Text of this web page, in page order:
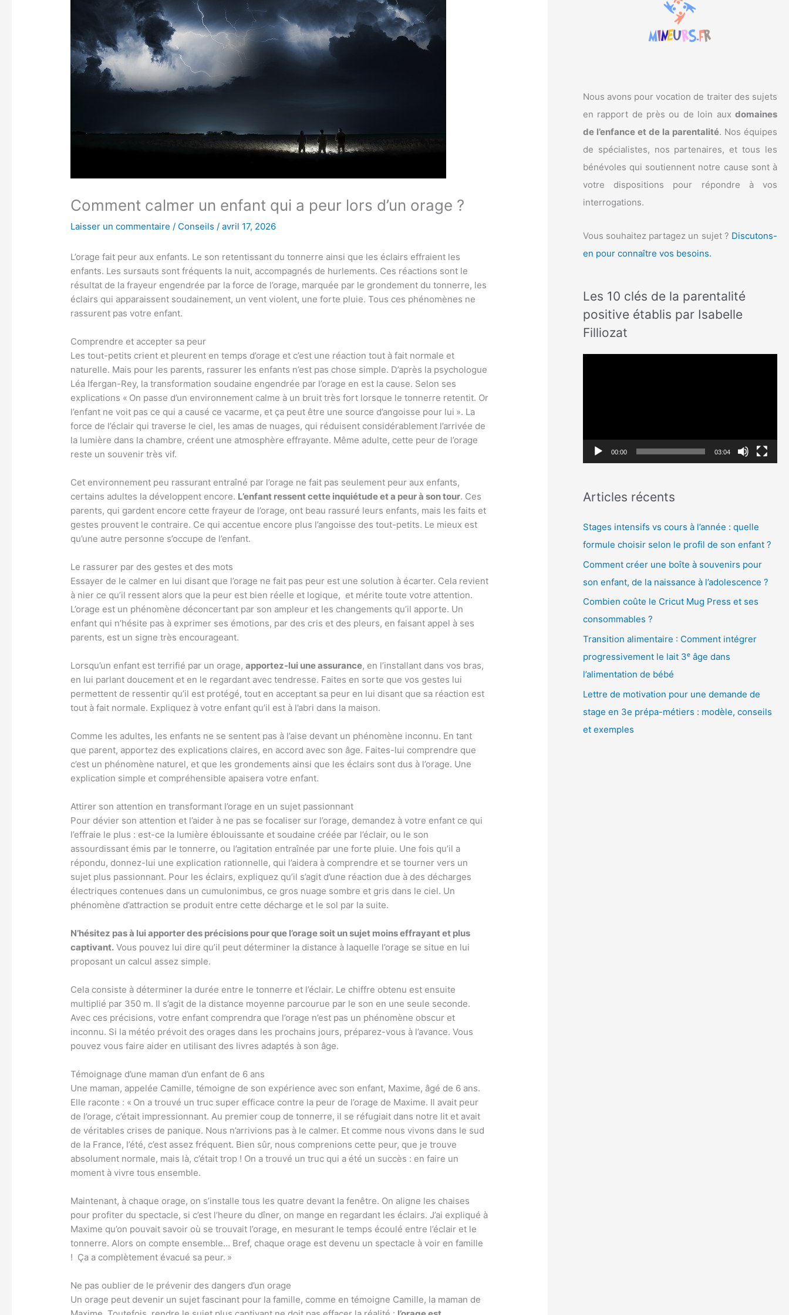
Comment calmer un enfant qui a peur lors d’un orage ?
Laisser un commentaire / Conseils /avril 17, 2026
L’orage fait peur aux enfants. Le son retentissant du tonnerre ainsi que les éclairs effraient les
enfants. Les sursauts sont fréquents la nuit, accompagnés de hurlements. Ces réactions sont le
résultat de la frayeur engendrée par la force de l’orage, marquée par le grondement du tonnerre, les
éclairs qui apparaissent soudainement, un vent violent, une forte pluie. Tous ces phénomènes ne
rassurent pas votre enfant.
Comprendre et accepter sa peur
Les tout-petits crient et pleurent en temps d’orage et c’est une réaction tout à fait normale et
naturelle. Mais pour les parents, rassurer les enfants n’est pas chose simple. D’après la psychologue
Léa Ifergan-Rey, la transformation soudaine engendrée par l’orage en est la cause. Selon ses
explications « On passe d’un environnement calme à un bruit très fort lorsque le tonnerre retentit. Or
l’enfant ne voit pas ce qui a causé ce vacarme, et ça peut être une source d’angoisse pour lui ». La
force de l’éclair qui traverse le ciel, les amas de nuages, qui réduisent considérablement l’arrivée de
la lumière dans la chambre, créent une atmosphère effrayante. Même adulte, cette peur de l’orage
reste un souvenir très vif.
Cet environnement peu rassurant entraîné par l’orage ne fait pas seulement peur aux enfants,
certains adultes la développent encore. L’enfant ressent cette inquiétude et a peur à son tour. Ces
parents, qui gardent encore cette frayeur de l’orage, ont beau rassuré leurs enfants, mais les faits et
gestes prouvent le contraire. Ce qui accentue encore plus l’angoisse des tout-petits. Le mieux est
qu’une autre personne s’occupe de l’enfant.
Le rassurer par des gestes et des mots
Essayer de le calmer en lui disant que l’orage ne fait pas peur est une solution à écarter. Cela revient
à nier ce qu’il ressent alors que la peur est bien réelle et logique, et mérite toute votre attention.
L’orage est un phénomène déconcertant par son ampleur et les changements qu’il apporte. Un
enfant qui n’hésite pas à exprimer ses émotions, par des cris et des pleurs, en faisant appel à ses
parents, est un signe très encourageant.
Lorsqu’un enfant est terrifié par un orage,apportez-lui une assurance, en l’installant dans vos bras,
en lui parlant doucement et en le regardant avec tendresse. Faites en sorte que vos gestes lui
permettent de ressentir qu’il est protégé, tout en acceptant sa peur en lui disant que sa réaction est
tout à fait normale. Expliquez à votre enfant qu’il est à l’abri dans la maison.
Comme les adultes, les enfants ne se sentent pas à l’aise devant un phénomène inconnu. En tant
que parent, apportez des explications claires, en accord avec son âge. Faites-lui comprendre que
c’est un phénomène naturel, et que les grondements ainsi que les éclairs sont dus à l’orage. Une
explication simple et compréhensible apaisera votre enfant.
Attirer son attention en transformant l’orage en un sujet passionnant
Pour dévier son attention et l’aider à ne pas se focaliser sur l’orage, demandez à votre enfant ce qui
l’effraie le plus : est-ce la lumière éblouissante et soudaine créée par l’éclair, ou le son
assourdissant émis par le tonnerre, ou l’agitation entraînée par une forte pluie. Une fois qu’il a
répondu, donnez-lui une explication rationnelle, qui l’aidera à comprendre et se tourner vers un
sujet plus passionnant. Pour les éclairs, expliquez qu’il s’agit d’une réaction due à des décharges
électriques contenues dans un cumulonimbus, ce gros nuage sombre et gris dans le ciel. Un
phénomène d’attraction se produit entre cette décharge et le sol par la suite.
N’hésitez pas à lui apporter des précisions pour que l’orage soit un sujet moins effrayant et plus
captivant. Vous pouvez lui dire qu’il peut déterminer la distance à laquelle l’orage se situe en lui
proposant un calcul assez simple.
Cela consiste à déterminer la durée entre le tonnerre et l’éclair. Le chiffre obtenu est ensuite
multiplié par 350 m. Il s’agit de la distance moyenne parcourue par le son en une seule seconde.
Avec ces précisions, votre enfant comprendra que l’orage n’est pas un phénomène obscur et
inconnu. Si la météo prévoit des orages dans les prochains jours, préparez-vous à l’avance. Vous
pouvez vous faire aider en utilisant des livres adaptés à son âge.
Témoignage d’une maman d’un enfant de 6 ans
Une maman, appelée Camille, témoigne de son expérience avec son enfant, Maxime, âgé de 6 ans.
Elle raconte : « On a trouvé un truc super efficace contre la peur de l’orage de Maxime. Il avait peur
de l’orage, c’était impressionnant. Au premier coup de tonnerre, il se réfugiait dans notre lit et avait
de véritables crises de panique. Nous n’arrivions pas à le calmer. Et comme nous vivons dans le sud
de la France, l’été, c’est assez fréquent. Bien sûr, nous comprenions cette peur, que je trouve
absolument normale, mais là, c’était trop ! On a trouvé un truc qui a été un succès : en faire un
moment à vivre tous ensemble.
Maintenant, à chaque orage, on s’installe tous les quatre devant la fenêtre. On aligne les chaises
pour profiter du spectacle, si c’est l’heure du dîner, on mange en regardant les éclairs. J’ai expliqué à
Maxime qu’on pouvait savoir où se trouvait l’orage, en mesurant le temps écoulé entre l’éclair et le
tonnerre. Alors on compte ensemble… Bref, chaque orage est devenu un spectacle à voir en famille
! Ça a complètement évacué sa peur. »
Ne pas oublier de le prévenir des dangers d’un orage
Un orage peut devenir un sujet fascinant pour la famille, comme en témoigne Camille, la maman de
Nous avons pour vocation de traiter des sujets
en rapport de près ou de loin aux domaines
de l’enfance et de la parentalité. Nos équipes
de spécialistes, nos partenaires, et tous les
bénévoles qui soutiennent notre cause sont à
votre dispositions pour répondre à vos
interrogations.
Vous souhaitez partagez un sujet ? Discutons-
en pour connaître vos besoins.
Les 10 clés de la parentalité
positive établis par Isabelle
Filliozat
i
00:00 03:04
Articles récents
Stages intensifs vs cours à l’année : quelle
formule choisir selon le profil de son enfant ?
Comment créer une boîte à souvenirs pour
son enfant, de la naissance à l’adolescence ?
Combien coûte le Cricut Mug Press et ses
consommables ?
Transition alimentaire : Comment intégrer
progressivement le lait 3ᵉ âge dans
l’alimentation de bébé
Lettre de motivation pour une demande de
stage en 3e prépa-métiers : modèle, conseils
et exemples